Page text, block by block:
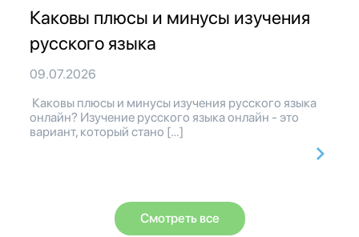
Каковы плюсы и минусы изучения
русского языка
09.07.2026
Каковы плюсы и минусы изучения русского языка
онлайн? Изучение русского языка онлайн - это
вариант, который стано […]
Смотреть все